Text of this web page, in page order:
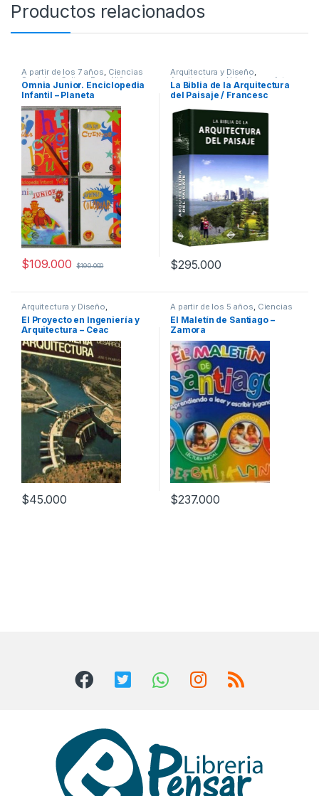
Productos relacionados
A partir de los 7 años, Ciencias
Sociales , Cultura Para Niños ,
Diccionarios y Enciclopedias,
Didácticos, Educación y
Informática y Tecnología,
Interes General Profesionales y
tecnicos
Omnia Junior. Enciclopedia
Infantil – Planeta
$109.000 $190.000
Arquitectura y Diseño,
Arquitectura y Urbanismo ,Arte y
Afines,Decoración, Decoración
y Muebles,Diseño,Interes
Ofertas
y tecnicos
La Biblia de la Arquitectura
del Paisaje / Francesc
/ Lexus
$295.000
Arquitectura y Diseño,
Arquitectura y Urbanismo
Ingeniería,Ingeniería Civil,
Profesionales y tecnicos
El Proyecto en Ingeniería y
Arquitectura – Ceac
$45.000
A partir de los 5 años, Ciencias
Sociales, Cultura Para Niños
Educación y Pedagogía,Infantil
Interes General
El Maletín de Santiago –
Zamora
$237.000